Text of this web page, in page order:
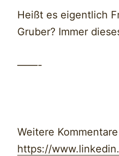
Heißt es eigentlich
Gruber? Immer
——-
Weitere
https://